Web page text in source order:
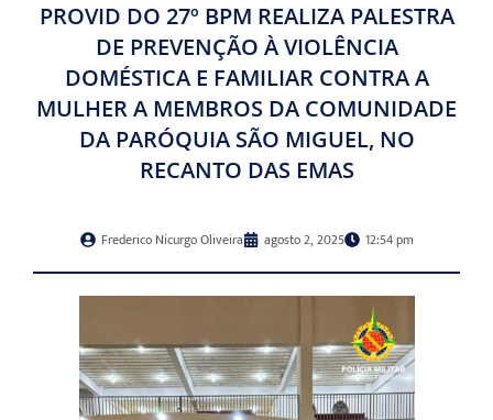
PROVID DO 27º BPM REALIZA PALESTRA
DE PREVENÇÃO À VIOLÊNCIA
DOMÉSTICA E FAMILIAR CONTRA A
MULHER A MEMBROS DA COMUNIDADE
DA PARÓQUIA SÃO MIGUEL, NO
RECANTO DAS EMAS
Frederico Nicurgo Oliveira agosto 2, 2025 12:54 pm